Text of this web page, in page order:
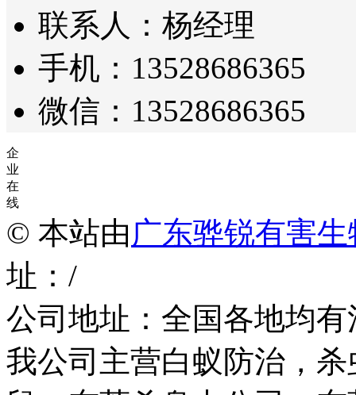
联系人：杨经理
手机：13528686365
微信：13528686365
企
业
在
线
© 本站由 广东骅锐有害
址：/
公司地址：全国各地均
我公司主营白蚁防治，